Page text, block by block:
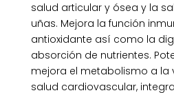
salud articular y ósea y la
uñas. Mejora la función
antioxidante así como la
absorción de nutrientes.
mejora el metabolismo a la
salud cardiovascular,